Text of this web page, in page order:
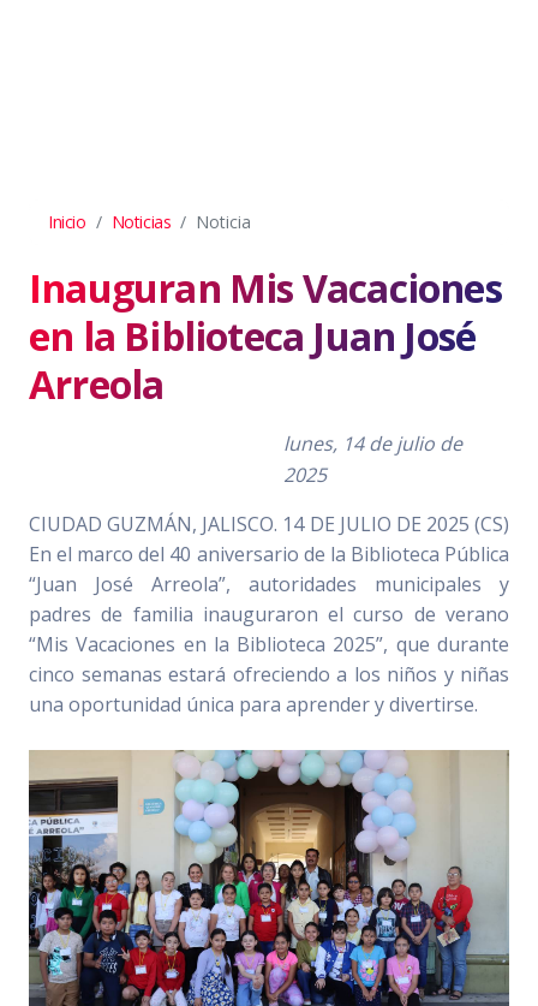
Inicio Noticias Noticia
Inauguran Mis Vacaciones
en la Biblioteca Juan José
Arreola
lunes, 14 de julio de
2025
CIUDAD GUZMÁN, JALISCO. 14 DE JULIO DE 2025 (CS)
En el marco del 40 aniversario de la Biblioteca Pública
“Juan José Arreola”, autoridades municipales y
padres de familia inauguraron el curso de verano
“Mis Vacaciones en la Biblioteca 2025”, que durante
cinco semanas estará ofreciendo a los niños y niñas
una oportunidad única para aprender y divertirse.